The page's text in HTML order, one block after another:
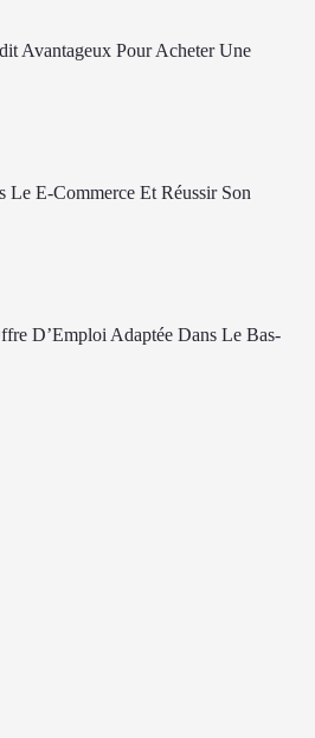
Avantageux Pour Acheter Une
Le E-Commerce Et Réussir Son
D’Emploi Adaptée Dans Le Bas-